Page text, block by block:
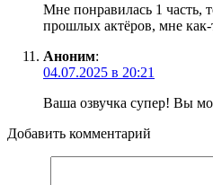
Мне понравилась 1 часть,
прошлых актёров, мне
Аноним:
04.07.2025 в 20:21
Ваша озвучка супер! Вы
Добавить комментарий